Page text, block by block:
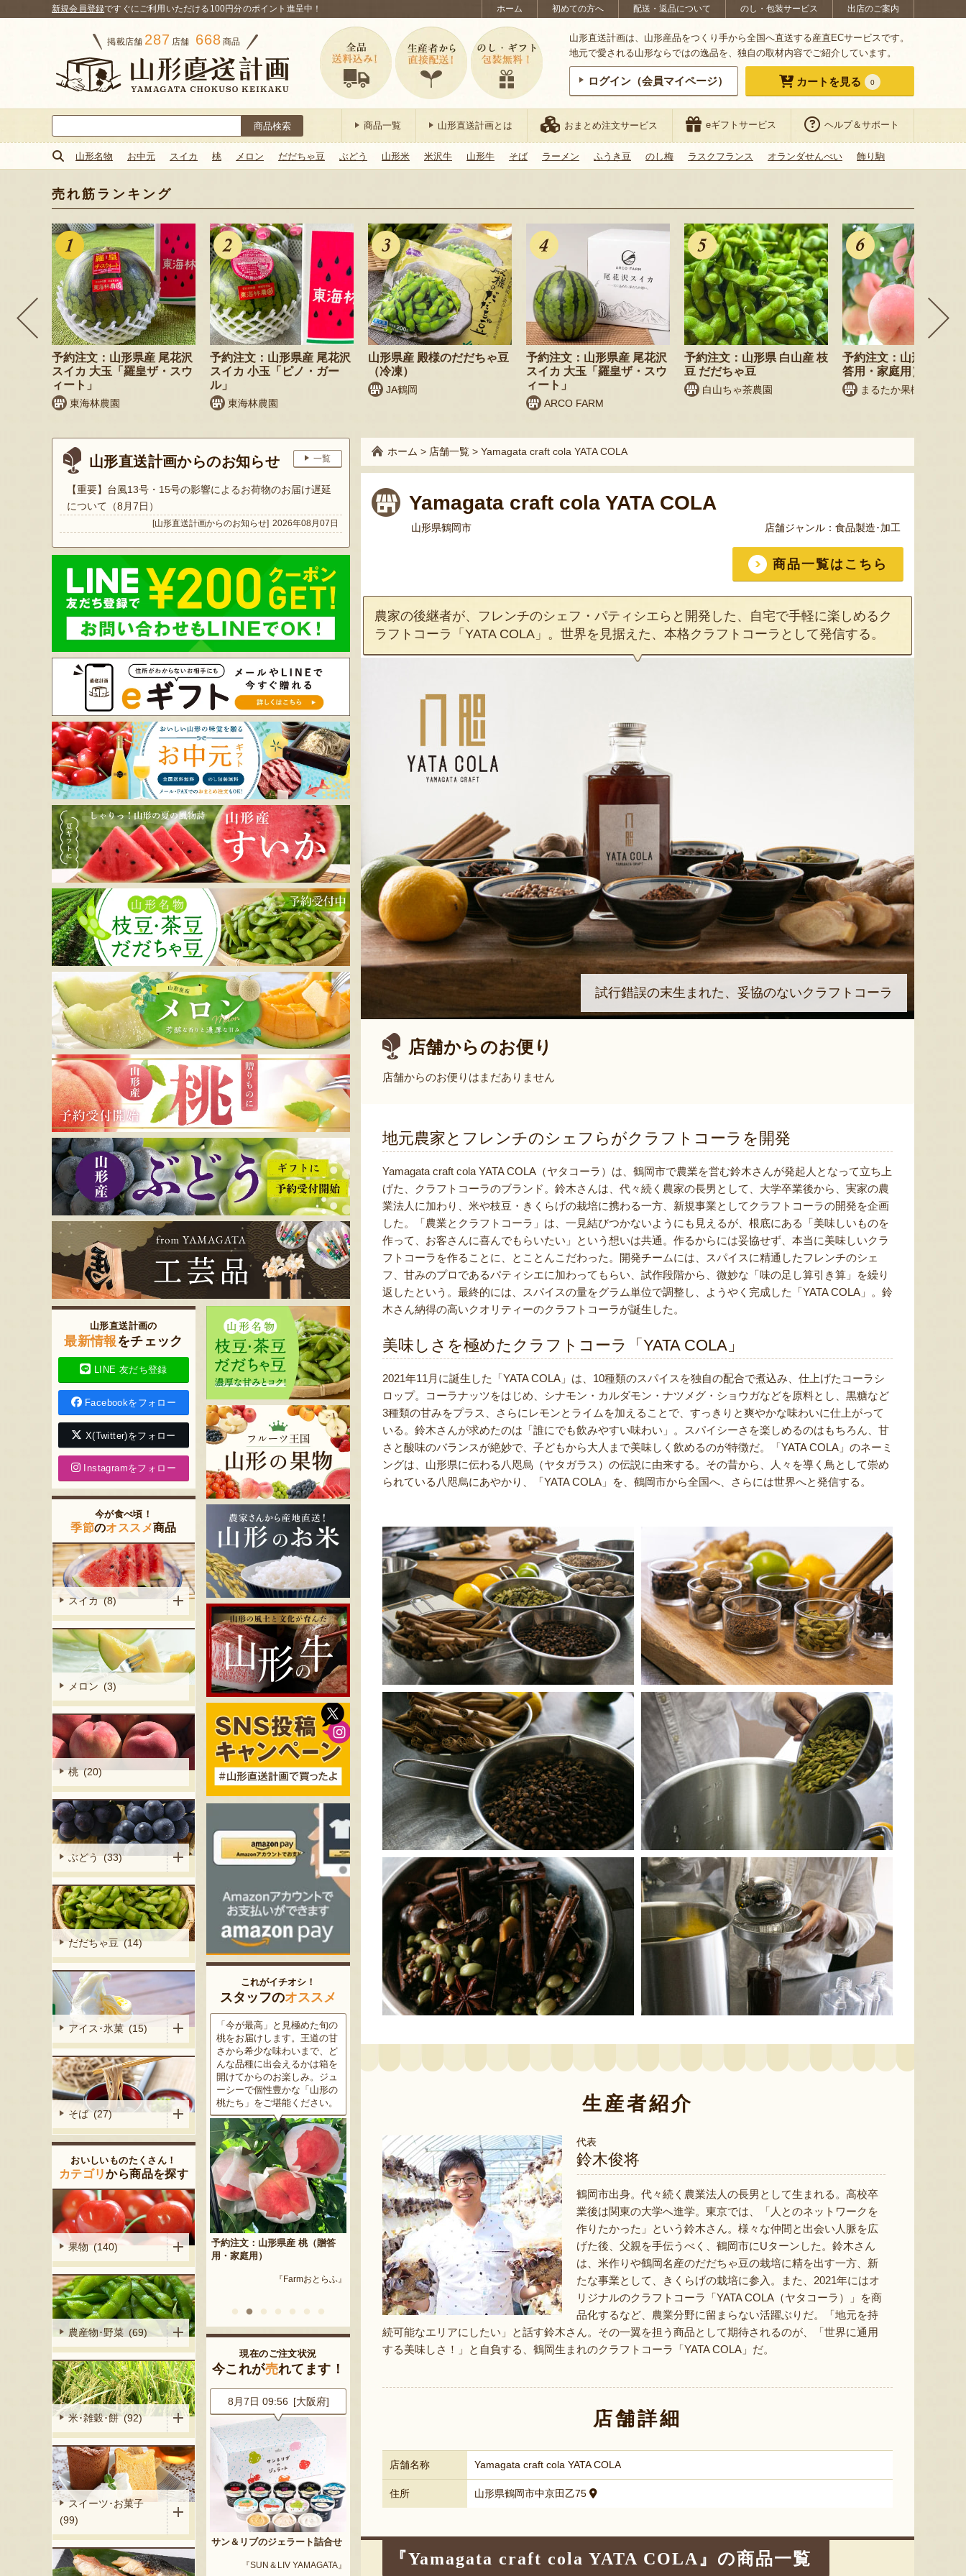
ホーム 初めての方へ 配送・返品について のし・包装サービス 出店のご案内
新規会員登録ですぐにご利用いただける100円分のポイント進呈中！
掲載店舗 287 店舗 668 商品
山形直送計画は、山形産品をつくり手から全国へ直送する産直ECサービスです。
地元で愛される山形ならではの逸品を、独自の取材内容でご紹介しています。
ログイン（会員マイページ） カートを見る 0
索:
商品一覧 山形直送計画とは おまとめ注文サービス eギフトサービス ヘルプ＆サポート
山形名物 お中元 スイカ 桃 メロン だだちゃ豆 ぶどう 山形米 米沢牛 山形牛 そば ラーメン ふうき豆 のし梅 ラスクフランス オランダせんべい 飾り駒
売れ筋ランキング
予約注文：山形県産 尾花沢
スイカ 大玉「羅皇ザ・スウ
ィート」
東海林農園
予約注文：山形県産 尾花沢
スイカ 小玉「ピノ・ガー
ル」
東海林農園
山形県産 殿様のだだちゃ豆
（冷凍）
JA鶴岡
予約注文：山形県産 尾花沢
スイカ 大玉「羅皇ザ・スウ
ィート」
ARCO FARM
予約注文：山形県 白山産 枝
豆 だだちゃ豆
白山ちゃ茶農園
予約注文：山形県産 桃
答用・家庭用）
まるたか果樹園
山形直送計画からのお知らせ 一覧
【重要】台風13号・15号の影響によるお荷物のお届け遅延
について（8月7日）
[山形直送計画からのお知らせ] 2026年08月07日
ホーム > 店舗一覧 > Yamagata craft cola YATA COLA
Yamagata craft cola YATA COLA
山形県鶴岡市 店舗ジャンル： 食品製造･加工
商品一覧はこちら
農家の後継者が、フレンチのシェフ・パティシエらと開発した、自宅で手軽に楽しめるク
ラフトコーラ「YATA COLA」。世界を見据えた、本格クラフトコーラとして発信する。
試行錯誤の末生まれた、妥協のないクラフトコーラ
店舗からのお便り
店舗からのお便りはまだありません
地元農家とフレンチのシェフらがクラフトコーラを開発
Yamagata craft cola YATA COLA（ヤタコーラ）は、鶴岡市で農業を営む鈴木さんが発起人となって立ち上
げた、クラフトコーラのブランド。鈴木さんは、代々続く農家の長男として、大学卒業後から、実家の農
業法人に加わり、米や枝豆・きくらげの栽培に携わる一方、新規事業としてクラフトコーラの開発を企画
した。「農業とクラフトコーラ」は、一見結びつかないようにも見えるが、根底にある「美味しいものを
作って、お客さんに喜んでもらいたい」という想いは共通。作るからには妥協せず、本当に美味しいクラ
フトコーラを作ることに、とことんこだわった。開発チームには、スパイスに精通したフレンチのシェ
フ、甘みのプロであるパティシエに加わってもらい、試作段階から、微妙な「味の足し算引き算」を繰り
返したという。最終的には、スパイスの量をグラム単位で調整し、ようやく完成した「YATA COLA」。鈴
木さん納得の高いクオリティーのクラフトコーラが誕生した。
美味しさを極めたクラフトコーラ「YATA COLA」
2021年11月に誕生した「YATA COLA」は、10種類のスパイスを独自の配合で煮込み、仕上げたコーラシ
ロップ。コーラナッツをはじめ、シナモン・カルダモン・ナツメグ・ショウガなどを原料とし、黒糖など
3種類の甘みをプラス、さらにレモンとライムを加えることで、すっきりと爽やかな味わいに仕上がって
いる。鈴木さんが求めたのは「誰にでも飲みやすい味わい」。スパイシーさを楽しめるのはもちろん、甘
さと酸味のバランスが絶妙で、子どもから大人まで美味しく飲めるのが特徴だ。「YATA COLA」のネーミ
ングは、山形県に伝わる八咫烏（ヤタガラス）の伝説に由来する。その昔から、人々を導く鳥として崇め
られている八咫烏にあやかり、「YATA COLA」を、鶴岡市から全国へ、さらには世界へと発信する。
生産者紹介
代表
鈴木俊将
鶴岡市出身。代々続く農業法人の長男として生まれる。高校卒
業後は関東の大学へ進学。東京では、「人とのネットワークを
作りたかった」という鈴木さん。様々な仲間と出会い人脈を広
げた後、父親を手伝うべく、鶴岡市にUターンした。鈴木さん
は、米作りや鶴岡名産のだだちゃ豆の栽培に精を出す一方、新
たな事業として、きくらげの栽培に参入。また、2021年にはオ
リジナルのクラフトコーラ「YATA COLA（ヤタコーラ）」を商
品化するなど、農業分野に留まらない活躍ぶりだ。「地元を持
続可能なエリアにしたい」と話す鈴木さん。その一翼を担う商品として期待されるのが、「世界に通用
する美味しさ！」と自負する、鶴岡生まれのクラフトコーラ「YATA COLA」だ。
店舗詳細
店舗名称 Yamagata craft cola YATA COLA
住所 山形県鶴岡市中京田乙75
『Yamagata craft cola YATA COLA』の商品一覧
山形直送計画の
最新情報をチェック
LINE 友だち登録
Facebookをフォロー
X(Twitter)をフォロー
Instagramをフォロー
今が食べ頃！
季節のオススメ商品
スイカ (8)
メロン (3)
桃 (20)
ぶどう (33)
だだちゃ豆 (14)
アイス･氷菓 (15)
そば (27)
おいしいものたくさん！
カテゴリから商品を探す
果物 (140)
農産物･野菜 (69)
米･雑穀･餅 (92)
スイーツ･お菓子
(99)
これがイチオシ！
スタッフのオススメ
フデザイン』
「今が最高」と見極めた旬の
桃をお届けします。王道の甘
さから希少な味わいまで、ど
んな品種に出会えるかは箱を
開けてからのお楽しみ。ジュ
ーシーで個性豊かな「山形の
桃たち」をご堪能ください。
予約注文：山形県産 桃（贈答
用・家庭用）
『Farmおとらふ』
米沢牛は、非常に厳しい条件
をクリアした最高級のブラン
ド牛。美しいサシ・きめ細か
な肉質・とろける食感・濃厚
な旨味、すべてが抜群です。
高級感のある黒化粧箱入りの
ため、大切な人への贈り物に
どうぞ！
米沢牛
『肉匠えんどう』
用油。油特有の臭いやクセが
まいにちのこめ油
『三和油脂株式会社』
視した「中玉」にこだわって
時期に旬の品種をお届けしま
予約注文：山形県産 桃（贈答
用・家庭用）
『栗原果樹園』
組み合わせやカットの仕方に
は、大切な方への贈り物にも
最適。
ミックスゼリー
『たかはたファーム』
と、果物にも負けない濃厚な
予約注文：山形県産トウモロコ
シ「おおもの」
『長岡ファーム』
現在のご注文状況
今これが売れてます！
8月7日 09:56 [大阪府]
サン＆リブのジェラート詰合せ
『SUN＆LIV YAMAGATA』
8月7日 09:56 [東京都]
山形県産 尾花沢スイカ 小玉
山形県産 枝豆・茶豆
『大友惣兵衛』 『タキグチフルーツガーデン』
「羅皇ザ・スウィート」
サン＆リブのジェラート詰合せ